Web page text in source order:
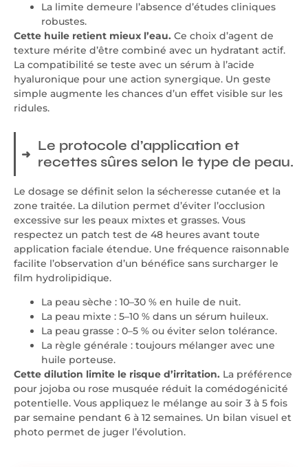
La limite demeure l’absence d’études cliniques
robustes.
Cette huile retient mieux l’eau. Ce choix d’agent de
texture mérite d’être combiné avec un hydratant actif.
La compatibilité se teste avec un sérum à l’acide
hyaluronique pour une action synergique. Un geste
simple augmente les chances d’un effet visible sur les
ridules.
Le protocole d’application et
recettes sûres selon le type de peau.
Le dosage se définit selon la sécheresse cutanée et la
zone traitée. La dilution permet d’éviter l’occlusion
excessive sur les peaux mixtes et grasses. Vous
respectez un patch test de 48 heures avant toute
application faciale étendue. Une fréquence raisonnable
facilite l’observation d’un bénéfice sans surcharger le
film hydrolipidique.
La peau sèche : 10–30 % en huile de nuit.
La peau mixte : 5–10 % dans un sérum huileux.
La peau grasse : 0–5 % ou éviter selon tolérance.
La règle générale : toujours mélanger avec une
huile porteuse.
Cette dilution limite le risque d’irritation. La préférence
pour jojoba ou rose musquée réduit la comédogénicité
potentielle. Vous appliquez le mélange au soir 3 à 5 fois
par semaine pendant 6 à 12 semaines. Un bilan visuel et
photo permet de juger l’évolution.